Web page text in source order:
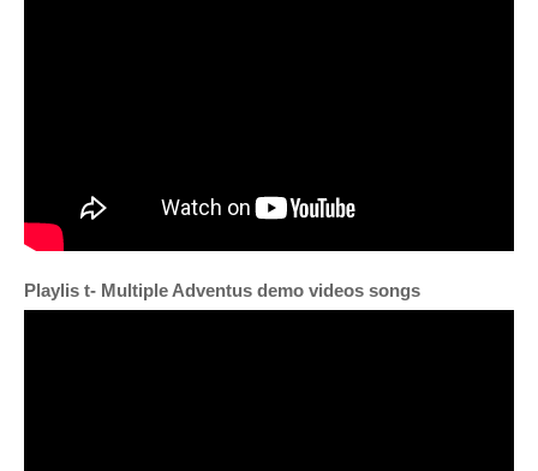
Playlis t- Multiple Adventus demo videos songs